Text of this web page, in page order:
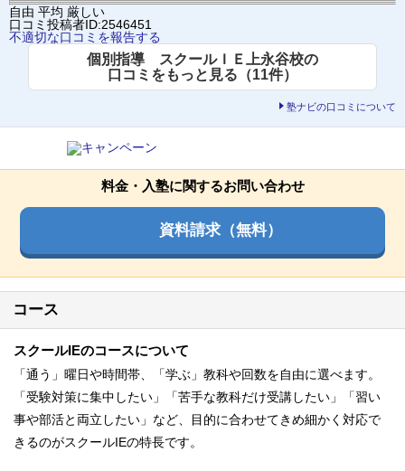
自由 平均 厳しい
口コミ投稿者ID:2546451
不適切な口コミを報告する
個別指導 スクールＩＥ上永谷校の
口コミをもっと見る（11件）
塾ナビの口コミについて
料金・入塾に関するお問い合わせ
資料請求（無料）
コース
スクールIEのコースについて
「通う」曜日や時間帯、「学ぶ」教科や回数を自由に選べます。
「受験対策に集中したい」「苦手な教科だけ受講したい」「習い
事や部活と両立したい」など、目的に合わせてきめ細かく対応で
きるのがスクールIEの特長です。